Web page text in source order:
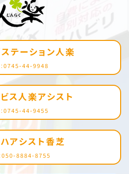
テーション人楽
44-9948
ス人楽アシスト
44-9455
アシスト香芝
8884-8755